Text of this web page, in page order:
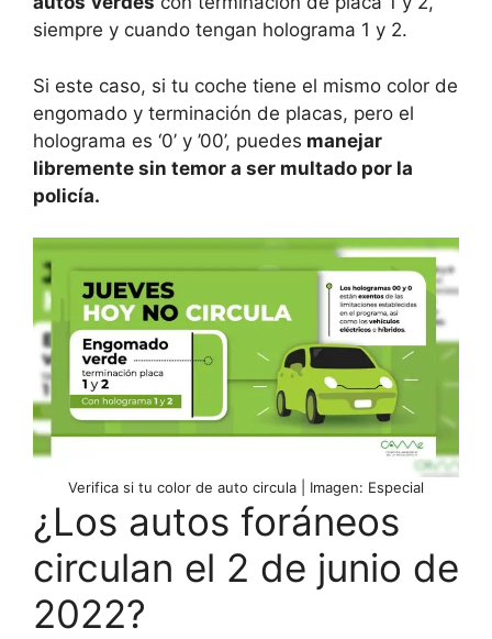
siempre y cuando tengan holograma 1 y 2.
Si este caso, si tu coche tiene el mismo color de
engomado y terminación de placas, pero el
holograma es ‘0’ y ’00’, puedes manejar
libremente sin temor a ser multado por la
policía.
Verifica si tu color de auto circula | Imagen: Especial
¿Los autos foráneos
circulan el 2 de junio de
2022?